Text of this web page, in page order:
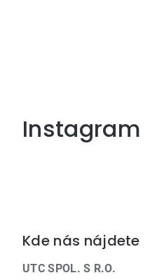
Instagram
Zápätie
Kde nás nájdete
UTC SPOL. S R.O.